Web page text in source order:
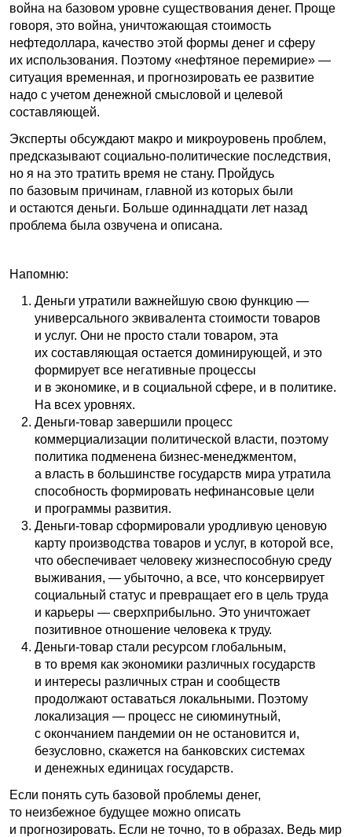
война на базовом уровне существования денег. Проще
говоря, это война, уничтожающая стоимость
нефтедоллара, качество этой формы денег и сферу
их использования. Поэтому «нефтяное перемирие» —
ситуация временная, и прогнозировать ее развитие
надо с учетом денежной смысловой и целевой
составляющей.
Эксперты обсуждают макро и микроуровень проблем,
предсказывают социально-политические последствия,
но я на это тратить время не стану. Пройдусь
по базовым причинам, главной из которых были
и остаются деньги. Больше одиннадцати лет назад
проблема была озвучена и описана.
Напомню:
Деньги утратили важнейшую свою функцию —
универсального эквивалента стоимости товаров
и услуг. Они не просто стали товаром, эта
их составляющая остается доминирующей, и это
формирует все негативные процессы
и в экономике, и в социальной сфере, и в политике.
На всех уровнях.
Деньги-товар завершили процесс
коммерциализации политической власти, поэтому
политика подменена бизнес-менеджментом,
а власть в большинстве государств мира утратила
способность формировать нефинансовые цели
и программы развития.
Деньги-товар сформировали уродливую ценовую
карту производства товаров и услуг, в которой все,
что обеспечивает человеку жизнеспособную среду
выживания, — убыточно, а все, что консервирует
социальный статус и превращает его в цель труда
и карьеры — сверхприбыльно. Это уничтожает
позитивное отношение человека к труду.
Деньги-товар стали ресурсом глобальным,
в то время как экономики различных государств
и интересы различных стран и сообществ
продолжают оставаться локальными. Поэтому
локализация — процесс не сиюминутный,
с окончанием пандемии он не остановится и,
безусловно, скажется на банковских системах
и денежных единицах государств.
Если понять суть базовой проблемы денег,
то неизбежное будущее можно описать
и прогнозировать. Если не точно, то в образах. Ведь мир